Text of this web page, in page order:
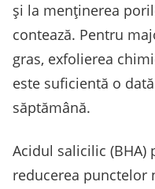
și la menținerea
contează. Pentru
gras, exfolierea
este suficientă o
săptămână.
Acidul salicilic
reducerea punctelor